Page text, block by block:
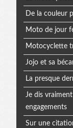
De la couleur
Moto de jour
Motocyclette
Jojo et sa
La presque
Je dis
engagements
Sur une